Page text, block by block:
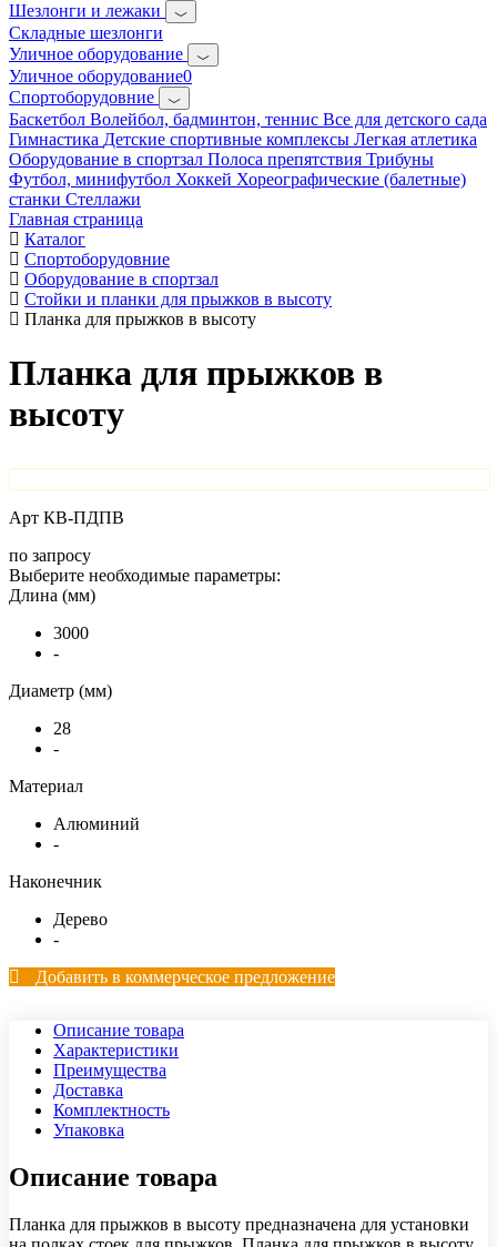
Шезлонги и лежаки
Складные шезлонги
Уличное оборудование
Уличное оборудование0
Спортоборудовние
Баскетбол Волейбол, бадминтон, теннис Все для детского сада
Гимнастика Детские спортивные комплексы Легкая атлетика
Оборудование в спортзал Полоса препятствия Трибуны
Футбол, минифутбол Хоккей Хореографические (балетные)
станки Стеллажи
Главная страница
Каталог
Спортоборудовние
Оборудование в спортзал
Стойки и планки для прыжков в высоту
Планка для прыжков в высоту
Планка для прыжков в
высоту
Арт КВ-ПДПВ
по запросу
Выберите необходимые параметры:
Длина (мм)
3000
-
Диаметр (мм)
28
-
Материал
Алюминий
-
Наконечник
Дерево
-
Добавить в коммерческое предложение
Описание товара
Характеристики
Преимущества
Доставка
Комплектность
Упаковка
Описание товара
Планка для прыжков в высоту предназначена для установки